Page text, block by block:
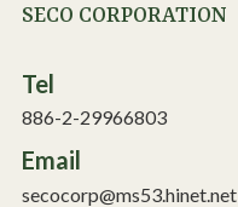
SECO CORPORATION
Tel
886-2-29966803
Email
secocorp@ms53.hinet.net